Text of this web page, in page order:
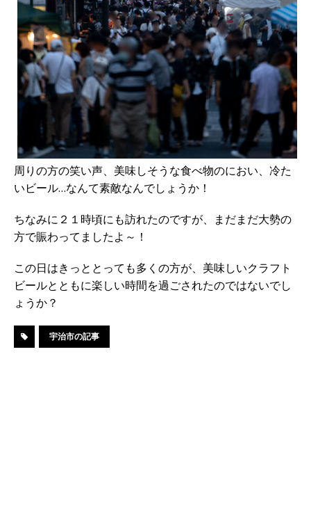
周りの方の笑い声、美味しそうな食べ物のにおい、冷た
いビール…なんて素敵なんでしょうか！
ちなみに２１時頃にも訪れたのですが、まだまだ大勢の
方で賑わってましたよ～！
この日はきっととっても多くの方が、美味しいクラフト
ビールとともに楽しい時間を過ごされたのではないでし
ょうか？
宇治市の記事